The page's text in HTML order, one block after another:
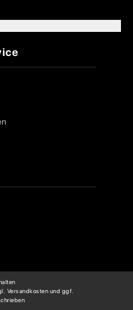
Versandkosten und ggf.